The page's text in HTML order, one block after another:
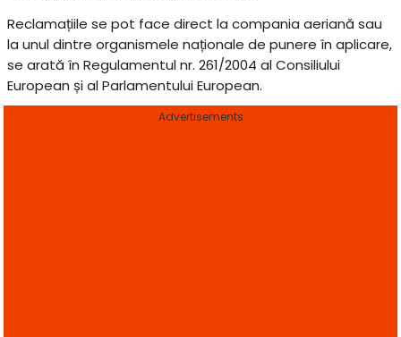
Reclamațiile se pot face direct la compania aeriană sau
la unul dintre organismele naționale de punere în aplicare,
se arată în Regulamentul nr. 261/2004 al Consiliului
European și al Parlamentului European.
Advertisements